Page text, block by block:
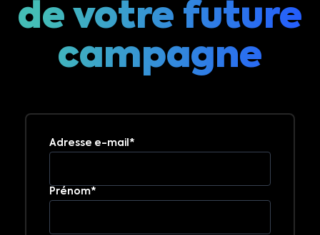
de votre future
campagne
Adresse e-mail*
Prénom*